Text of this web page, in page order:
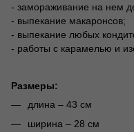
- замораживание на нем
- выпекание макаронсов;
- выпекание любых
- работы с карамелью и
Размеры:
длина – 43 см
ширина – 28 см